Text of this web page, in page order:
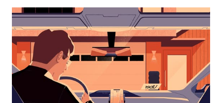
календарю
выбрать
дату.
Чтобы
закрыть
календарь,
нажмите
Esc.